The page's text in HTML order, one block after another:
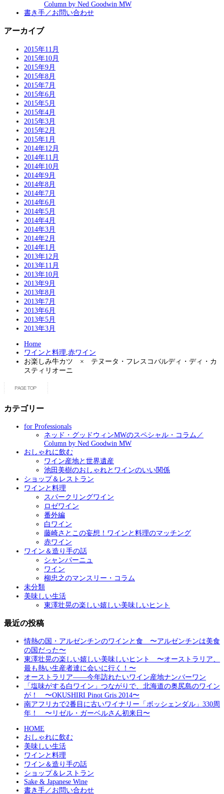
Column by Ned Goodwin MW
書き手／お問い合わせ
アーカイブ
2015年11月
2015年10月
2015年9月
2015年8月
2015年7月
2015年6月
2015年5月
2015年4月
2015年3月
2015年2月
2015年1月
2014年12月
2014年11月
2014年10月
2014年9月
2014年8月
2014年7月
2014年6月
2014年5月
2014年4月
2014年3月
2014年2月
2014年1月
2013年12月
2013年11月
2013年10月
2013年9月
2013年8月
2013年7月
2013年6月
2013年5月
2013年3月
Home
ワインと料理 赤ワイン
お楽しみ牛カツ × テヌータ・フレスコバルディ・ディ・カ
スティリオーニ
カテゴリー
for Professionals
ネッド・グッドウィンMWのスペシャル・コラム／
Column by Ned Goodwin MW
おしゃれに飲む
ワイン産地と世界遺産
池田美樹のおしゃれとワインのいい関係
ショップ＆レストラン
ワインと料理
スパークリングワイン
ロゼワイン
番外編
白ワイン
藤崎さとこの妄想！ワインと料理のマッチング
赤ワイン
ワイン＆造り手の話
シャンパーニュ
ワイン
柳忠之のマンスリー・コラム
未分類
美味しい生活
東澤壮晃の楽しい嬉しい美味しいヒント
最近の投稿
情熱の国・アルゼンチンのワインと食 〜アルゼンチンは美食
の国だった〜
東澤壮晃の楽しい嬉しい美味しいヒント 〜オーストラリア、
最も熱い生産者達に会いに行く！〜
オーストラリア――今年訪れたいワイン産地ナンバーワン
「塩味がする白ワイン」つながりで、北海道の奥尻島のワイン
が！ 〜OKUSHIRI Pinot Gris 2014〜
南アフリカで2番目に古いワイナリー「ボッシェンダル」330周
年！ 〜リゼル・ガーベルさん初来日〜
HOME
おしゃれに飲む
美味しい生活
ワインと料理
ワイン＆造り手の話
ショップ＆レストラン
Sake & Japanese Wine
書き手／お問い合わせ